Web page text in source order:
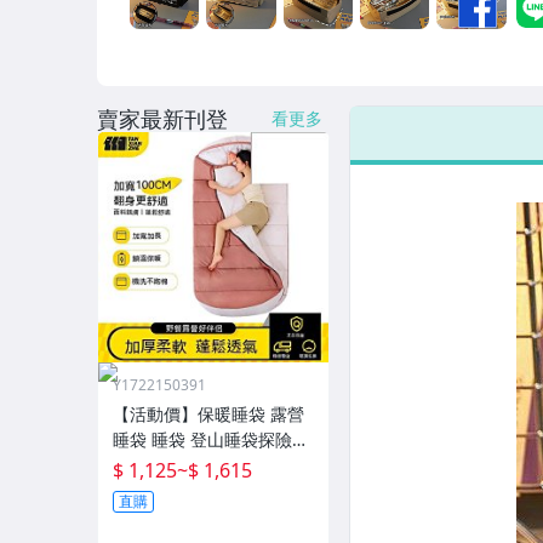
男性精品與服飾
偶像、球員卡與郵幣
手錶與飾品配件
女包精品與女鞋
家電與影音視聽
賣家最新刊登 看更多
Y1722150391
【活動價】保暖睡袋 露營
睡袋 睡袋 登山睡袋探險者
睡袋成人冬季加厚防寒加
大戶外露營大人抗寒四季
通用款保暖
$ 1,125~$ 1,615
直購